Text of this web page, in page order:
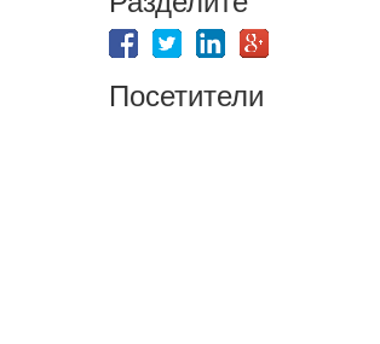
Посетители